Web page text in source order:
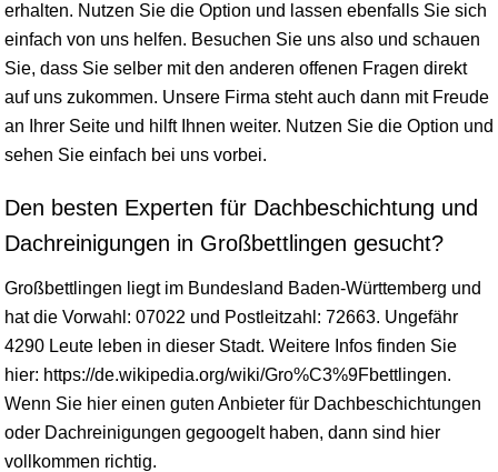
erhalten. Nutzen Sie die Option und lassen ebenfalls Sie sich
einfach von uns helfen. Besuchen Sie uns also und schauen
Sie, dass Sie selber mit den anderen offenen Fragen direkt
auf uns zukommen. Unsere Firma steht auch dann mit Freude
an Ihrer Seite und hilft Ihnen weiter. Nutzen Sie die Option und
sehen Sie einfach bei uns vorbei.
Den besten Experten für Dachbeschichtung und
Dachreinigungen in Großbettlingen gesucht?
Großbettlingen liegt im Bundesland Baden-Württemberg und
hat die Vorwahl: 07022 und Postleitzahl: 72663. Ungefähr
4290 Leute leben in dieser Stadt. Weitere Infos finden Sie
hier: https://de.wikipedia.org/wiki/Gro%C3%9Fbettlingen.
Wenn Sie hier einen guten Anbieter für Dachbeschichtungen
oder Dachreinigungen gegoogelt haben, dann sind hier
vollkommen richtig.